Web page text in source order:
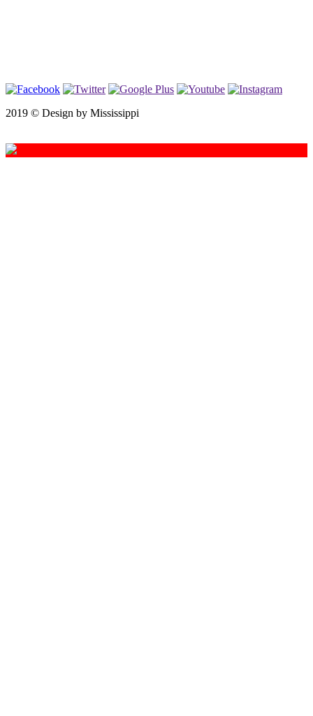
2019 © Design by Mississippi